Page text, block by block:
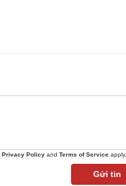
Privacy Policy and Terms of Service apply.
Gửi tin